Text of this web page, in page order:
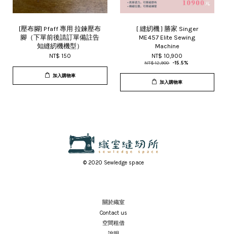
[壓布腳] Pfaff 專用 拉鍊壓布
腳（下單前後請訂單備註告
知縫紉機機型）
NT$ 150
加入購物車
[ 縫紉機 ] 勝家 Singer
ME457 Elite Sewing
Machine
NT$ 10,900
NT$ 12,900 -15.5%
加入購物車
© 2020 Sewledge space
關於織室
Contact us
空間租借